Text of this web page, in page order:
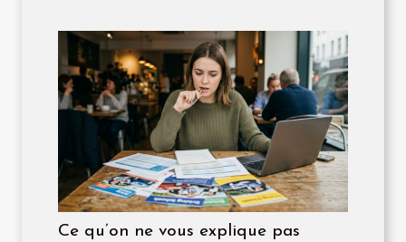
Ce qu’on ne vous explique pas